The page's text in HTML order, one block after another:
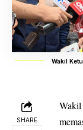
Wakil
SHARE
Wakil